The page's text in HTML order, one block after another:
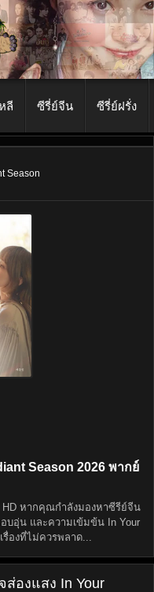
ลี ซีรี่ย์จีน ซีรี่ย์ฝรั่ง
Season
Season 2026 พากย์
ย์จีน
อุ่น และความเข้มข้น In Your
รื่องที่ไม่ควรพลาด...
ส่องแสง In Your